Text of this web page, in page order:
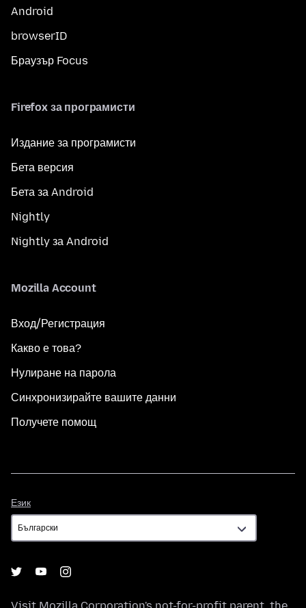
Android
browserID
Браузър Focus
Firefox за програмисти
Издание за програмисти
Бета версия
Бета за Android
Nightly
Nightly за Android
Mozilla Account
Вход/Регистрация
Какво е това?
Нулиране на парола
Синхронизирайте вашите данни
Получете помощ
Език